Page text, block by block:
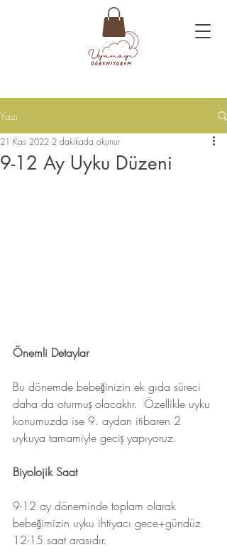
Yazı
9-12 Ay Uyku Düzeni
21 Kas 2022 2 dakikada okunur
Önemli Detaylar
Bu dönemde bebeğinizin ek gıda süreci
daha da oturmuş olacaktır.  Özellikle uyku
konumuzda ise 9. aydan itibaren 2
uykuya tamamiyle geciş yapıyoruz.
Biyolojik Saat
9-12 ay döneminde toplam olarak
bebeğimizin uyku ihtiyacı gece+gündüz
12-15 saat arasıdır.